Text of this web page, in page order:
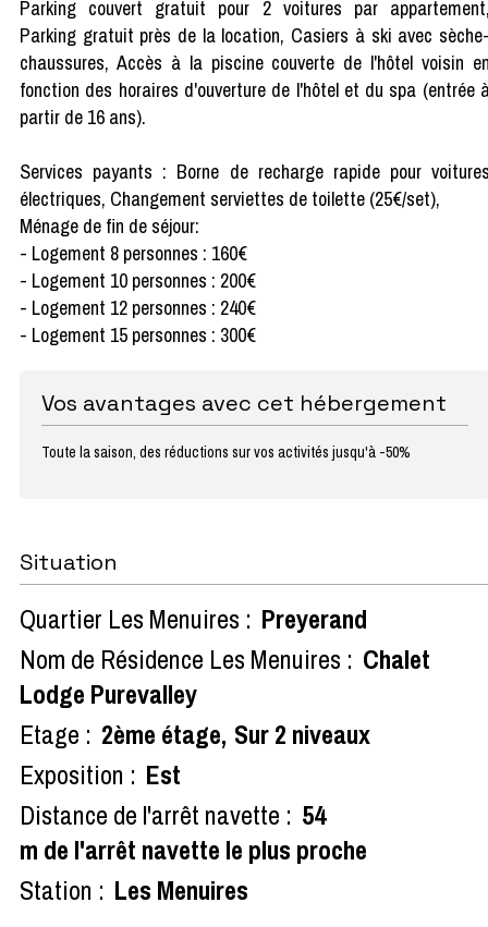
Parking couvert gratuit pour 2 voitures par
Parking gratuit près de la location, Casiers à ski avec
chaussures, Accès à la piscine couverte de l'hôtel voisin
fonction des horaires d'ouverture de l'hôtel et du spa (entrée
partir de 16 ans).
Services payants : Borne de recharge rapide pour
électriques, Changement serviettes de toilette (25€/set),
Ménage de fin de séjour:
- Logement 8 personnes : 160€
- Logement 10 personnes : 200€
- Logement 12 personnes : 240€
- Logement 15 personnes : 300€
Vos avantages avec cet hébergement
Toute la saison, des réductions sur vos activités jusqu'à -50%
Situation
Quartier Les Menuires : Preyerand
Nom de Résidence Les Menuires : Chalet
Lodge Purevalley
Etage : 2ème étage Sur 2 niveaux
Exposition : Est
Distance de l'arrêt navette : 54
m de l'arrêt navette le plus proche
Station : Les Menuires